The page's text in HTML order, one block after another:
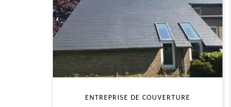
ENTREPRISE DE COUVERTURE